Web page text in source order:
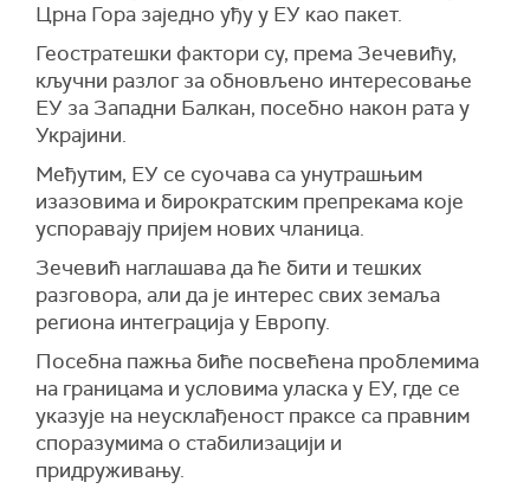
Црна Гора заједно уђу у ЕУ као пакет.
Геостратешки фактори су, према Зечевићу,
кључни разлог за обновљено интересовање
ЕУ за Западни Балкан, посебно након рата у
Украјини.
Међутим, ЕУ се суочава са унутрашњим
изазовима и бирократским препрекама које
успоравају пријем нових чланица.
Зечевић наглашава да ће бити и тешких
разговора, али да је интерес свих земаља
региона интеграција у Европу.
Посебна пажња биће посвећена проблемима
на границама и условима уласка у ЕУ, где се
указује на неусклађеност праксе са правним
споразумима о стабилизацији и
придруживању.